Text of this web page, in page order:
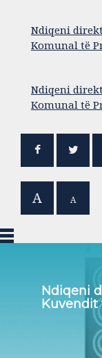
Ndiqeni
Komunal të
Ndiqeni
Komunal të
A A
Ndiqeni
Kuvendit